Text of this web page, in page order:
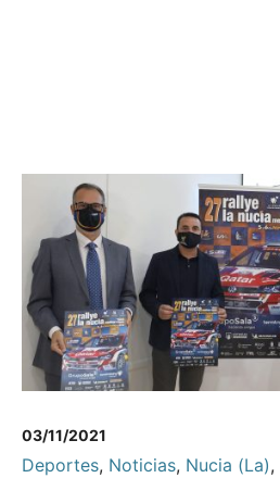
03/11/2021
Deportes, Noticias, Nucia (La),